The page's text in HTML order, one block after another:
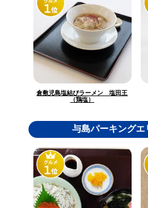
倉敷児島塩結びラーメン 塩田王
（鶏塩）
与島パーキングエ